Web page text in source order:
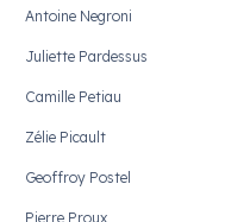
Antoine Negroni
Juliette Pardessus
Camille Petiau
Zélie Picault
Geoffroy Postel
Pierre Proux